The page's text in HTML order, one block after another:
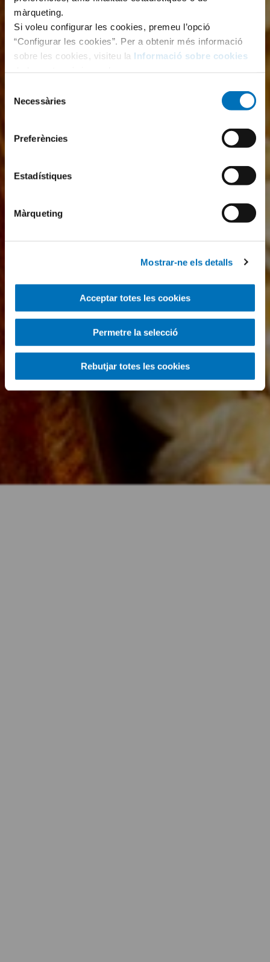
màrqueting.
Si voleu configurar les cookies, premeu l’opció
“Configurar les cookies”. Per a obtenir més informació
sobre les cookies, visiteu la Informació sobre cookies
Necessàries
Preferències
Estadístiques
Màrqueting
Mostrar-ne els detalls
Acceptar totes les cookies
Permetre la selecció
Rebutjar totes les cookies